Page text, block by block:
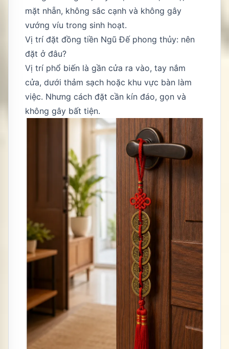
mặt nhẵn, không sắc cạnh và không gây
vướng víu trong sinh hoạt.
Vị trí đặt đồng tiền Ngũ Đế phong thủy: nên
đặt ở đâu?
Vị trí phổ biến là gần cửa ra vào, tay nắm
cửa, dưới thảm sạch hoặc khu vực bàn làm
việc. Nhưng cách đặt cần kín đáo, gọn và
không gây bất tiện.